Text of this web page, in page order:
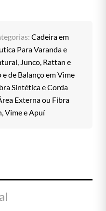
Cadeira em
Para Varanda e
Junco, Rattan e
de Balanço em Vime
Sintética e Corda
Externa ou Fibra
Vime e Apuí